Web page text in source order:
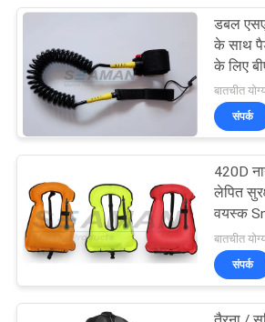
NEWS
साइटमैप
PRIVACY
POLICYएयर साँसिंग
डबल
के साथ
के लिए
प्रीमियम
संपर्क
420D
लेपित
वयस्क
बातचीत
संपर्क